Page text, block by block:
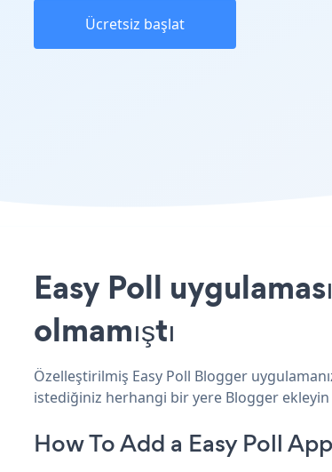
Ücretsiz başlat
Easy Poll
olmamıştı
Özelleştirilmiş Easy Poll Blogger
istediğiniz herhangi bir yere Blogger
How To Add a Easy Poll